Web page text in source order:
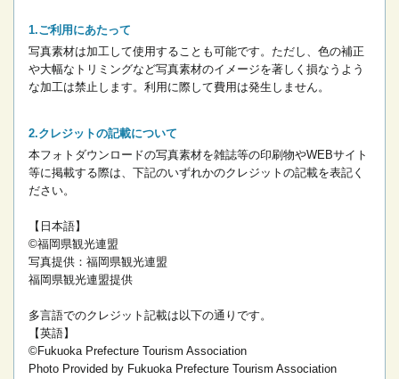
ご利用にあたって
写真素材は加工して使用することも可能です。ただし、色の補正
や大幅なトリミングなど写真素材のイメージを著しく損なうよう
な加工は禁止します。 利用に際して費用は発生しません。
クレジットの記載について
本フォトダウンロードの写真素材を雑誌等の印刷物やWEBサイト
等に掲載する際は、下記のいずれかのクレジットの記載を表記く
ださい。
【日本語】
©福岡県観光連盟
写真提供：福岡県観光連盟
福岡県観光連盟提供
多言語でのクレジット記載は以下の通りです。
【英語】
©Fukuoka Prefecture Tourism Association
Photo Provided by Fukuoka Prefecture Tourism Association